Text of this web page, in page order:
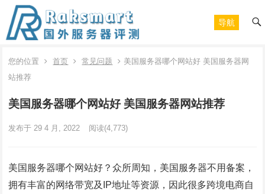
导航
您的位置 首页 常见问题
美国服务器哪个网站好 美国服务器网
站推荐
美国服务器哪个网站好 美国服务器网站推荐
发布于 29 4 月, 2022 阅读(4,773)
美国服务器哪个网站好？众所周知，美国服务器不用备案，
拥有丰富的网络带宽及IP地址等资源，因此很多跨境电商自